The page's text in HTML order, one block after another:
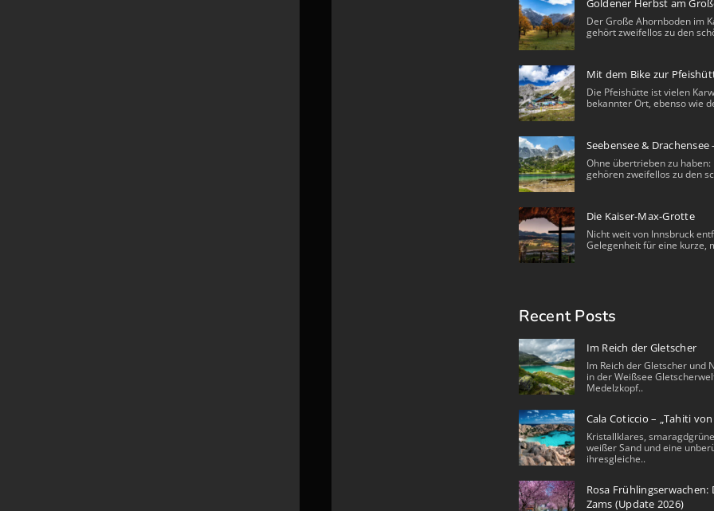
Goldener Herbst am
Der Große Ahornboden im
gehört zweifellos zu den
Mit dem Bike zur
Die Pfeishütte ist vielen
bekannter Ort, ebenso wie
Seebensee &
Ohne übertrieben zu
gehören zweifellos zu den
Die Kaiser-Max-Grotte
Nicht weit von Innsbruck
Gelegenheit für eine kurze,
Recent Posts
Im Reich der Gletscher
Im Reich der Gletscher und
in der Weißsee
Medelzkopf..
Cala Coticcio – „Tahiti
Kristallklares,
weißer Sand und eine
ihresgleiche..
Rosa Frühlingserwachen:
Zams (Update 2026)